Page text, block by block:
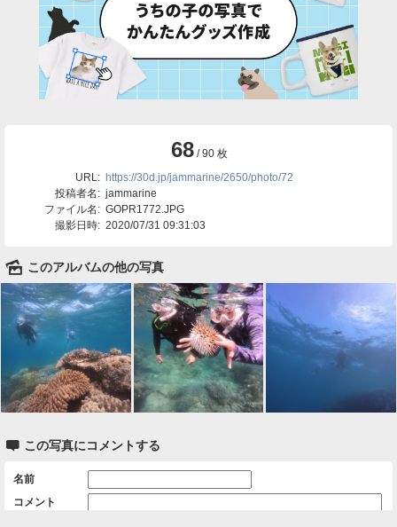
68/ 90 枚
URL: https://30d.jp/jammarine/2650/photo/72
投稿者名: jammarine
ファイル名: GOPR1772.JPG
撮影日時: 2020/07/31 09:31:03
🌄 このアルバムの他の写真
 この写真にコメントする
名前
コメント